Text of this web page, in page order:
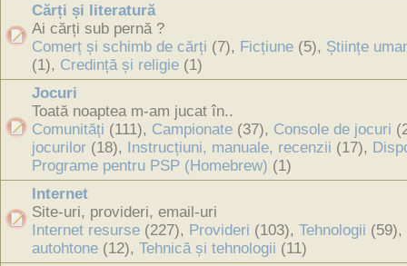
Cărți și literatură
Ai cărți sub pernă ?
Сomerț și schimb de cărți (7), Ficțiune (5), Științe
(1), Credință și religie (1)
Jocuri
Toată noaptea m-am jucat în..
Comunități (111), Campionate (37), Console de jocuri
jocurilor (18), Instrucțiuni, manuale, recenzii (17),
Programe pentru PSP (Homebrew) (1)
Internet
Site-uri, provideri, email-uri
Internet resurse (227), Provideri (103), Tehnologii (59),
autohtone (12), Tehnică și tehnologii (11)